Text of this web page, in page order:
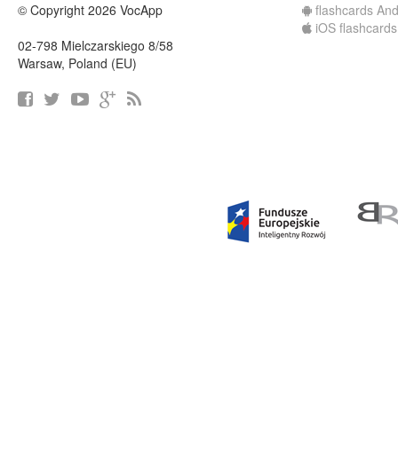
© Copyright 2026 VocApp
02-798 Mielczarskiego 8/58
Warsaw, Poland (EU)
flashcards
iOS flashcards